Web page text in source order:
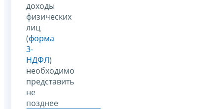
доходы
физических
лиц
(форма
3-
НДФЛ)
необходимо
представить
не
позднее